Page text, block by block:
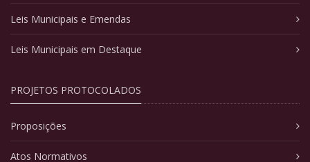
Leis Municipais e Emendas
Leis Municipais em Destaque
PROJETOS PROTOCOLADOS
Proposições
Atos Normativos